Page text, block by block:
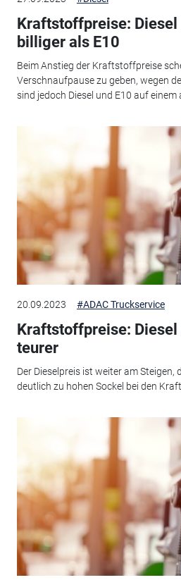
Kraftstoffpreise: Diesel
billiger als E10
Beim Anstieg der Kraftstoffpreise
Verschnaufpause zu geben, wegen
sind jedoch Diesel und E10 auf einem
20.09.2023 #ADAC Truckservice
Kraftstoffpreise:
teurer
Der Dieselpreis ist weiter am Steigen,
deutlich zu hohen Sockel bei den